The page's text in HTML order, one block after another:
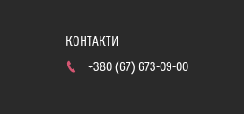
+380 (67) 673-09-00